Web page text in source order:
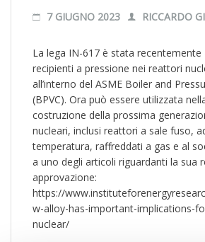
7 GIUGNO 2023 RICCARDO
La lega IN-617 è stata
recipienti a pressione nei reattori
all’interno del ASME Boiler and
(BPVC). Ora può essere utilizzata
costruzione della prossima
nucleari, inclusi reattori a sale fuso,
temperatura, raffreddati a gas e al
a uno degli articoli riguardanti la sua
approvazione:
https://
w-alloy-has-important-implications-
nuclear/